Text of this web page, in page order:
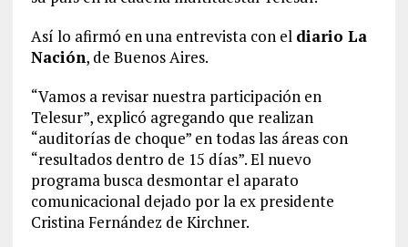
Así lo afirmó en una entrevista con el diario La
Nación, de Buenos Aires.
“Vamos a revisar nuestra participación en
Telesur”, explicó agregando que realizan
“auditorías de choque” en todas las áreas con
“resultados dentro de 15 días”. El nuevo
programa busca desmontar el aparato
comunicacional dejado por la ex presidente
Cristina Fernández de Kirchner.